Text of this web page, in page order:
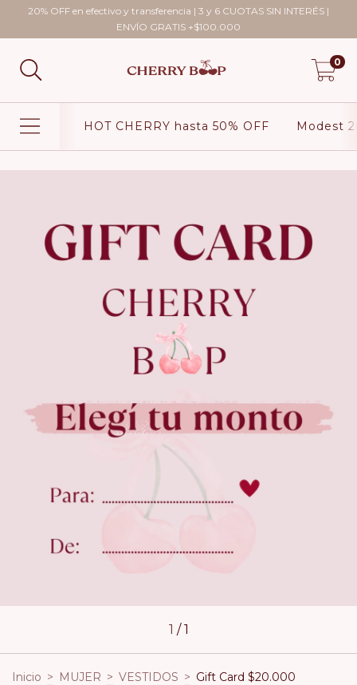
20% OFF en efectivo y transferencia | 3 y 6 CUOTAS SIN INTERÉS |
ENVÍO GRATIS +$100.000
0
HOT CHERRY hasta 50% OFF Modest
1 /1
Inicio > MUJER > VESTIDOS > Gift Card $20.000